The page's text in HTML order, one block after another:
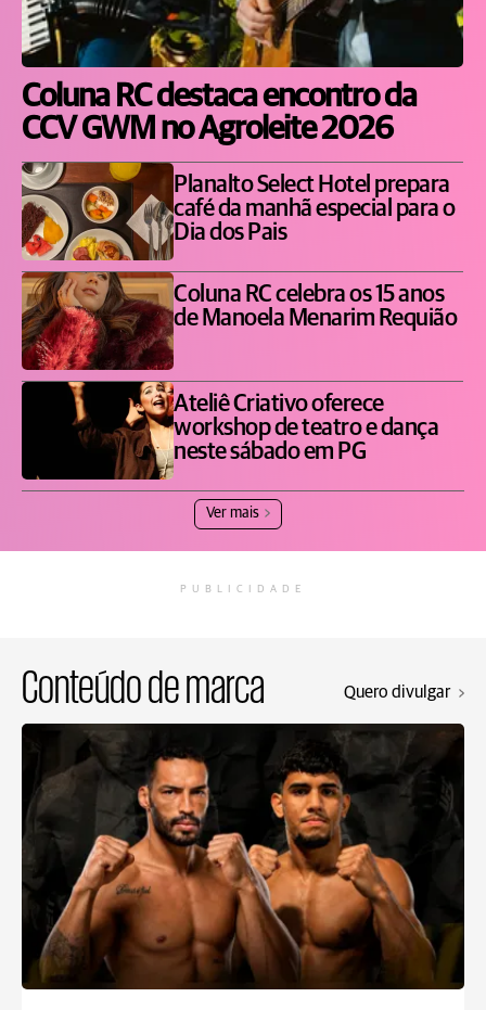
Coluna RC destaca encontro da
CCV GWM no Agroleite 2026
Planalto Select Hotel prepara
café da manhã especial para o
Dia dos Pais
Coluna RC celebra os 15 anos
de Manoela Menarim Requião
Ateliê Criativo oferece
workshop de teatro e dança
neste sábado em PG
Ver mais
PUBLICIDADE
Conteúdo de marca Quero divulgar